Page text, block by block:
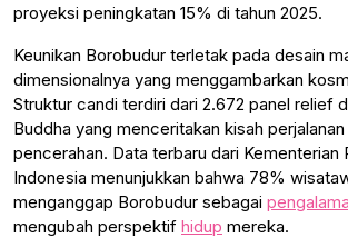
proyeksi peningkatan 15% di tahun 2025.
Keunikan Borobudur terletak pada desain
dimensionalnya yang menggambarkan
Struktur candi terdiri dari 2.672 panel relief
Buddha yang menceritakan kisah
pencerahan. Data terbaru dari Kementerian
Indonesia menunjukkan bahwa 78%
menganggap Borobudur sebagai
mengubah perspektif hidup mereka.